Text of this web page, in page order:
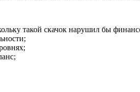
такой скачок нарушил бы